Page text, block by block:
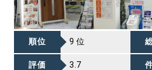
順位 9 位
評価 3.7